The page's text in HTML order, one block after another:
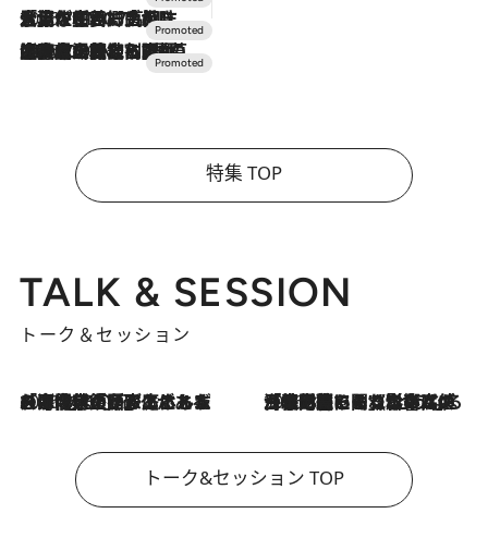
2026.7.17
「土佐和ハーブかき氷」がOMO7高知に登場！生姜、山椒、大葉など目にも舌にも涼を呼ぶ郷土の味
2026.7.10
NEW OPEN！【界 草津】名湯の地に誕生。趣の異なる2種の温泉と上州ならではの会席・蕎麦割烹など美食を味わう究極の癒やし旅
特集 TOP
TALK & SESSION
トーク＆セッション
2026.8.3
「今後値上げがあるとすれば…」「リスクがあるのは今年の冬」エネルギー専門家が語る、ホルムズ海峡封鎖が家庭にもたらす“ある心配” 2026.8.3
「住宅建てられない…」「サーチャージ料の高値が続いている」ホルムズ海峡封鎖による影響はいつまで続く？《エネルギー専門家に聞く“どうなる日本の暮らし”》
トーク&セッション TOP